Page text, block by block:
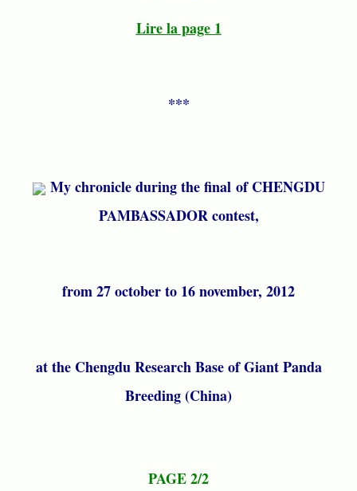
Lire la page 1
***
My chronicle during the final of CHENGDU
PAMBASSADOR contest,
from 27 october to 16 november, 2012
at the Chengdu Research Base of Giant Panda
Breeding (China)
PAGE 2/2